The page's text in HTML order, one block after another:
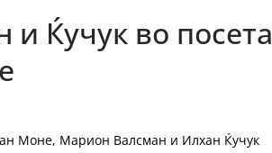
Ќучук во посета
Моне, Марион Валсман и Илхан Ќучук